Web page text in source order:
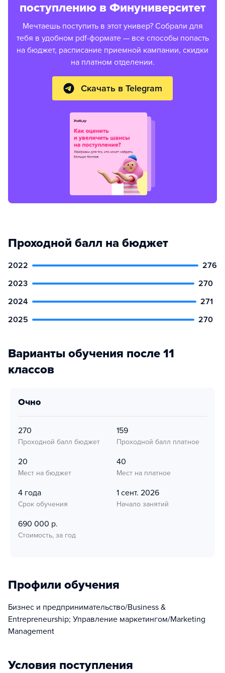
поступлению в Финуниверситет
Мечтаешь поступить в этот универ? Собрали для
тебя в удобном pdf-формате — все способы попасть
на бюджет, расписание приемной кампании, скидки
на платном отделении.
Скачать в Telegram
Проходной балл на бюджет
2022
276
2023
270
2024
271
2025
270
Варианты обучения после 11
классов
очно
270
Проходной балл бюджет
159
Проходной балл платное
20
Мест на бюджет
40
Мест на платное
4 года
Срок обучения
1 сент. 2026
Начало занятий
690 000 р.
Стоимость, за год
Профили обучения
Бизнес и предпринимательство/Business &
Entrepreneurship; Управление маркетингом/Marketing
Management
Условия поступления